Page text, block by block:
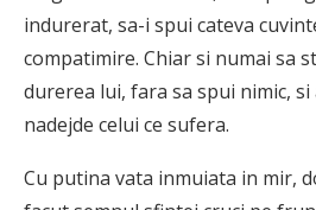
indurerat, sa-i spui cateva
compatimire. Chiar si numai sa
durerea lui, fara sa spui nimic, si
nadejde celui ce sufera.
Cu putina vata inmuiata in mir,